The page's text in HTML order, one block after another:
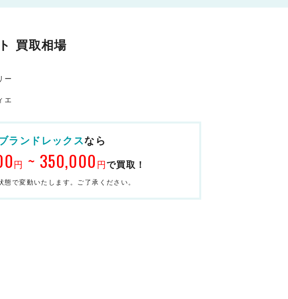
買取相場
ー
エ
ランドレックスなら
円 ~ 350,000 円 で買取！
態で変動いたします。ご了承ください。